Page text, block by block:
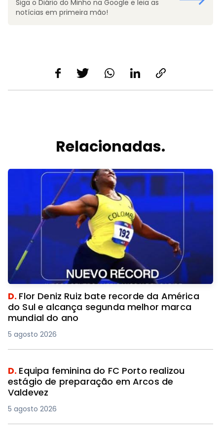
Siga o Diário do Minho na Google e leia as
notícias em primeira mão!
Relacionadas.
D. Flor Deniz Ruiz bate recorde da América
do Sul e alcança segunda melhor marca
mundial do ano
5 agosto 2026
D. Equipa feminina do FC Porto realizou
estágio de preparação em Arcos de
Valdevez
5 agosto 2026